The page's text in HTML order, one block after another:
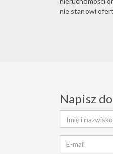
nie stanowi
Napisz